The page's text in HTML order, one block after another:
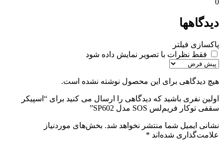
دیدگاهها
پاکسازی فیلتر
فقط نظرات با تصویر نمایش داده شود
هیچ دیدگاهی برای این محصول نوشته نشده است.
اولین نفری باشید که دیدگاهی را ارسال می کنید برای “اسپیکر
سقفی توکار فریم‌لس SOS مدل SP602”
نشانی ایمیل شما منتشر نخواهد شد. بخش‌های موردنیاز
علامت‌گذاری شده‌اند *